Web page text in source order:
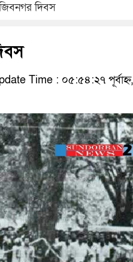
দিবস
Time : ০৫:৫৪:২৭